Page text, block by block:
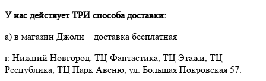
У нас действует ТРИ способа доставки:
а) в магазин Джоли – доставка бесплатная
г. Нижний Новгород: ТЦ Фантастика, ТЦ Этажи, ТЦ
Республика, ТЦ Парк Авеню, ул. Большая Покровская 57.